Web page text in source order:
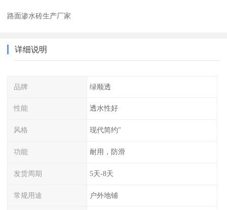
路面渗水砖生产厂家
详细说明
品牌 绿顺透
性能 透水性好
风格 现代简约"
功能 耐用，防滑
发货周期 5天-8天
常规用途 户外地铺